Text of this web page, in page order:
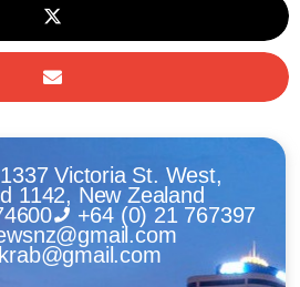
Victoria St. West,
1142, New Zealand
+64 (0) 21 767397